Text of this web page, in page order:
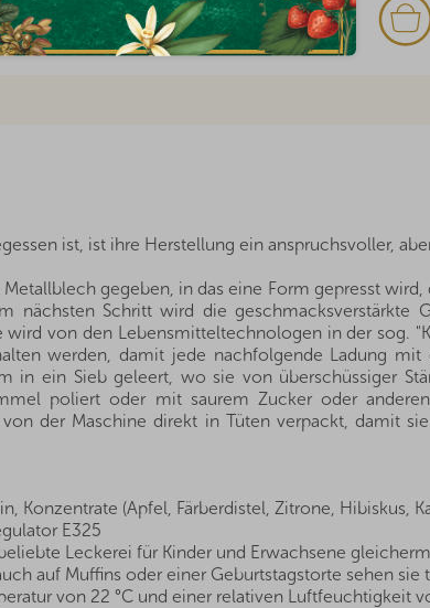
€1,54
ist, ist ihre Herstellung ein anspruchsvoller,
gegeben, in das eine Form gepresst
nächsten Schritt wird die geschmacksverstärkte
von den Lebensmitteltechnologen in der sog.
werden, damit jede nachfolgende Ladung
in ein Sieb geleert, wo sie von überschüssiger
poliert oder mit saurem Zucker oder
der Maschine direkt in Tüten verpackt, damit
Konzentrate (Apfel, Färberdistel, Zitrone, Hibiskus,
E325
Leckerei für Kinder und Erwachsene
auf Muffins oder einer Geburtstagstorte sehen sie
von 22 °C und einer relativen Luftfeuchtigkeit